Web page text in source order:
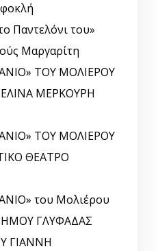
Παντελόνι του»
Μαργαρίτη
ΤΟΥ ΜΟΛΙΕΡΟΥ
ΜΕΡΚΟΥΡΗ
ΤΟΥ ΜΟΛΙΕΡΟΥ
ΘΕΑΤΡΟ
του Μολιέρου
ΓΛΥΦΑΔΑΣ
ΓΙΑΝΝΗ